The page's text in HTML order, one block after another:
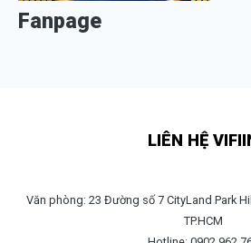
Fanpage
LIÊN HỆ
Văn phòng: 23 Đường số 7 CityLand Park
TP.HCM